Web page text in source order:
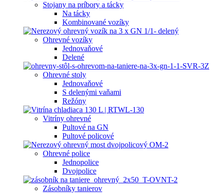
Stojany na príbory a tácky
Na tácky
Kombinované vozíky
Ohrevné vozíky
Jednovaňové
Delené
Ohrevné stoly
Jednovaňové
S delenými vaňami
Režóny
Vitríny ohrevné
Pultové na GN
Pultové policové
Ohrevné police
Jednopolice
Dvojpolice
Zásobníky tanierov